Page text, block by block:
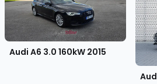
Audi A6 3.0 160kW 2015